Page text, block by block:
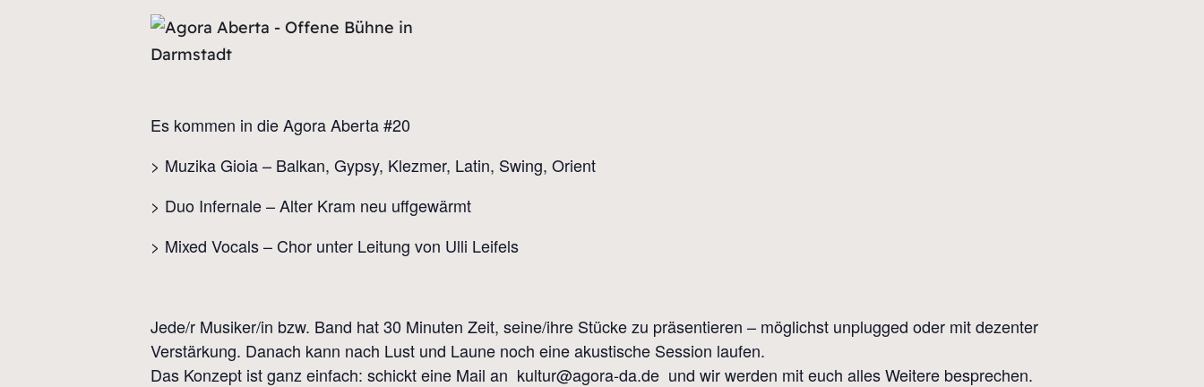
Es kommen in die Agora Aberta #20
> Muzika Gioia – Balkan, Gypsy, Klezmer, Latin, Swing, Orient
> Duo Infernale – Alter Kram neu uffgewärmt
> Mixed Vocals – Chor unter Leitung von Ulli Leifels
Jede/r Musiker/in bzw. Band hat 30 Minuten Zeit, seine/ihre Stücke zu präsentieren – möglichst unplugged oder mit dezenter
Verstärkung. Danach kann nach Lust und Laune noch eine akustische Session laufen.
Das Konzept ist ganz einfach: schickt eine Mail an kultur@agora-da.de und wir werden mit euch alles Weitere besprechen.